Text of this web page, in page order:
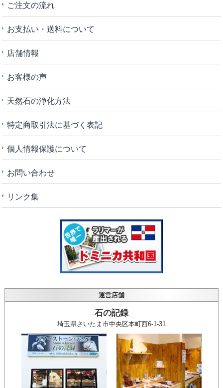
ご注文の流れ
お支払い・送料について
店舗情報
お客様の声
天然石の浄化方法
特定商取引法に基づく表記
個人情報保護について
お問い合わせ
リンク集
運営店舗
石の記録
埼玉県さいたま市中央区本町西6-1-31